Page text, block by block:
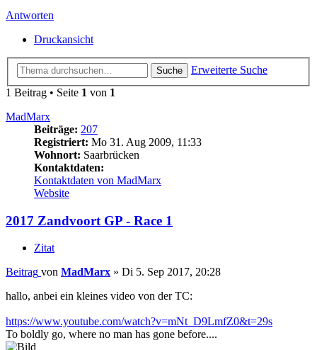
Antworten
Druckansicht
Suche
Erweiterte Suche
1 Beitrag • Seite 1 von 1
MadMarx
Beiträge: 207
Registriert: Mo 31. Aug 2009, 11:33
Wohnort: Saarbrücken
Kontaktdaten:
Kontaktdaten von MadMarx
Website
2017 Zandvoort GP - Race 1
Zitat
Beitrag von MadMarx » Di 5. Sep 2017, 20:28
hallo, anbei ein kleines video von der TC:
https://www.youtube.com/watch?v=mNt_D9LmfZ0&t=29s
To boldly go, where no man has gone before....